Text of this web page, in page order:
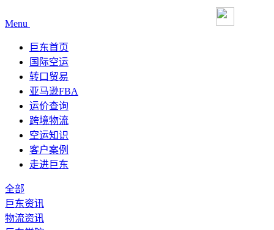
Menu
巨东首页
国际空运
转口贸易
亚马逊FBA
运价查询
跨境物流
空运知识
客户案例
走进巨东
全部
巨东资讯
物流资讯